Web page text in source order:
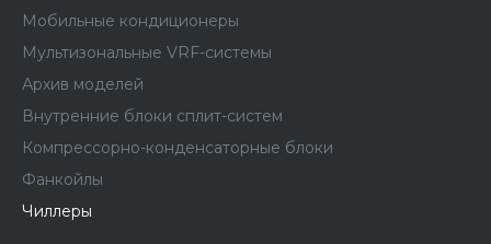
Мобильные кондиционеры
Мультизональные VRF-системы
Архив моделей
Внутренние блоки сплит-систем
Компрессорно-конденсаторные блоки
Фанкойлы
Чиллеры